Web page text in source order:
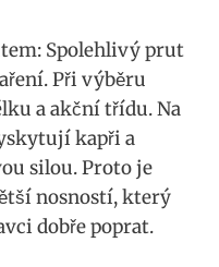
Spolehlivý prut
Při výběru
a akční třídu. Na
kapři a
silou. Proto je
nosností, který
dobře poprat.